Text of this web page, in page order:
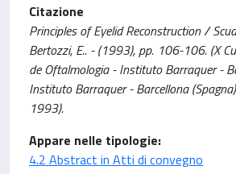
Citazione
Principles of Eyelid Reconstruction /
Bertozzi, E.. - (1993), pp. 106-106. (X
de Oftalmologia - Instituto Barraquer -
Instituto Barraquer - Barcellona
1993).
Appare nelle tipologie:
4.2 Abstract in Atti di convegno